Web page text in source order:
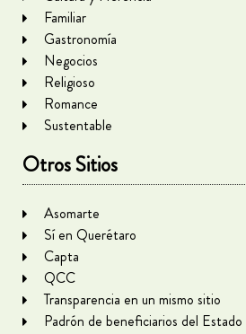
Familiar
Gastronomía
Negocios
Religioso
Romance
Sustentable
Otros Sitios
Asomarte
Sí en Querétaro
Capta
QCC
Transparencia en un mismo sitio
Padrón de beneficiarios del